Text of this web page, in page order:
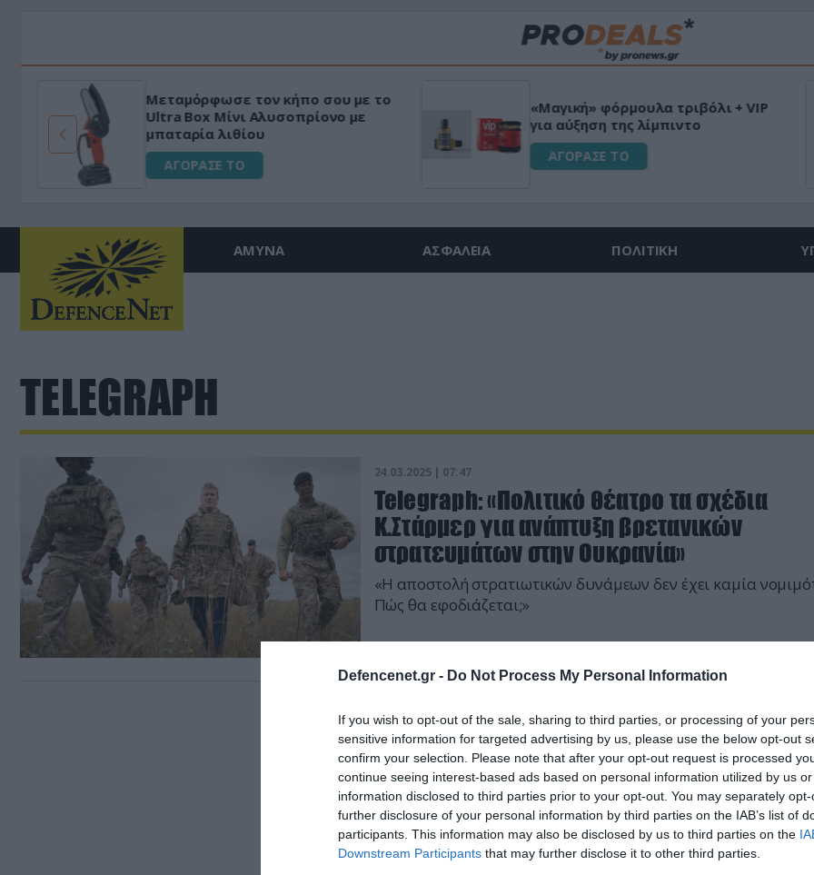
Defencenet.gr - Do Not Process My Personal Information
If you wish to opt-out of the sale, sharing to third parties, or processing of your
sensitive information for targeted advertising by us, please use the below opt-out
confirm your selection. Please note that after your opt-out request is processed
continue seeing interest-based ads based on personal information utilized by us
information disclosed to third parties prior to your opt-out. You may separately
further disclosure of your personal information by third parties on the IAB’s list of
participants. This information may also be disclosed by us to third parties on the
Downstream Participants that may further disclose it to other third parties.
Μεταμόρφωσε τον κήπο σου με το
Ultra Box Μίνι Αλυσοπρίονο με
μπαταρία λιθίου
ΑΓΟΡΑΣΕ ΤΟ
«Μαγική» φόρμουλα τριβόλι + VIP
για αύξηση της λίμπιντο
ΑΓΟΡΑΣΕ ΤΟ
ΑΜΥΝΑ ΑΣΦΑΛΕΙΑ ΠΟΛΙΤΙΚΗ
TELEGRAPH
24.03.2025 | 07:47
Telegraph: «Πολιτικό θέατρο τα σχέδια
Κ.Στάρμερ για ανάπτυξη βρετανικών
στρατευμάτων στην Ουκρανία»
«Η αποστολή στρατιωτικών δυνάμεων δεν έχει καμία
Πώς θα εφοδιάζεται;»